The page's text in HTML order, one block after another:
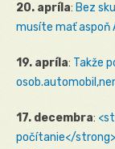
20. apríla: Bez
musíte mať aspoň
19. apríla: Takže
17. decembra:
počítanie</